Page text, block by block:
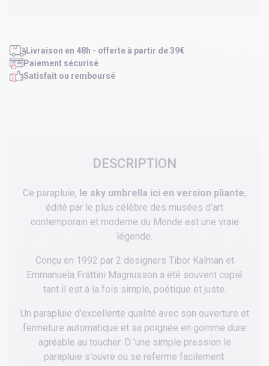
Livraison en 48h - offerte à partir de 39€
Paiement sécurisé
Satisfait ou remboursé
DESCRIPTION
Ce parapluie, le sky umbrella ici en version pliante,
édité par le plus célèbre des musées d'art
contemporain et moderne du Monde est une vraie
légende.
Conçu en 1992 par 2 designers Tibor Kalman et
Emmanuela Frattini Magnusson a été souvent copié
tant il est à la fois simple, poétique et juste.
Un parapluie d'excellente qualité avec son ouverture et
fermeture automatique et sa poignée en gomme dure
agréable au toucher. D 'une simple pression le
parapluie s'ouvre ou se referme facilement.